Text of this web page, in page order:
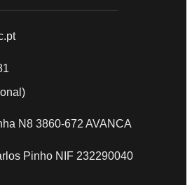
N8 3860-672 AVANCA
Pinho NIF 232290040